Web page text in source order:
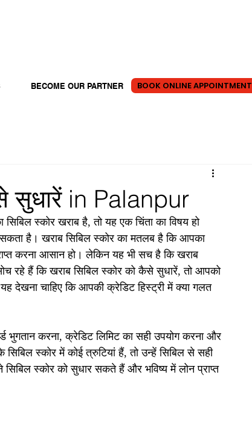
BECOME OUR PARTNER BOOK ONLINE APPOINTMENT
सुधारें in Palanpur
स्कोर खराब है, तो यह एक चिंता का विषय हो
सकता है। खराब सिबिल स्कोर का मतलब है कि आपका
करना आसान हो। लेकिन यह भी सच है कि खराब
रहे हैं कि खराब सिबिल स्कोर को कैसे सुधारें, तो आपको
देखना चाहिए कि आपकी क्रेडिट हिस्ट्री में क्या गलत
भुगतान करना, क्रेडिट लिमिट का सही उपयोग करना और
स्कोर में कोई त्रुटियां हैं, तो उन्हें सिबिल से सही
स्कोर को सुधार सकते हैं और भविष्य में लोन प्राप्त